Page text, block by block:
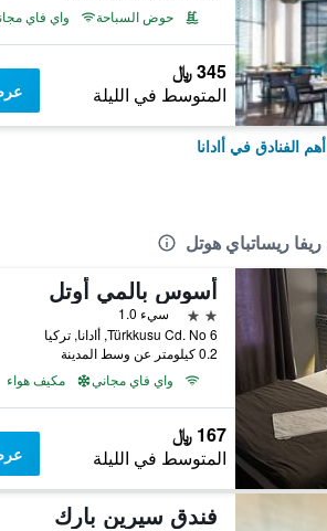
حوض السباحة
واي فاي
345 ﷼
المتوسط في الليلة
الفنادق في أادانا
ريساتباي هوتل
أسوس بالمي أوتل
2 نجمتين
سيء 1.0
Türkkusu Cd. No 6, أادانا, تركيا
0.2 كيلومتر عن وسط المدينة
واي فاي مجاني
مكيف هواء
167 ﷼
المتوسط في الليلة
فندق سيرين بارك